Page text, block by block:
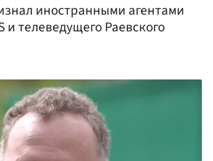
иностранными агентами
и телеведущего Раевского